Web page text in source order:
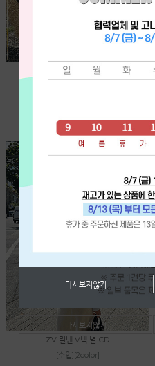
G 초코 바나나-T
ZV 린넨 V넥 별-CD
[수입][2color]
다시보지않기
다시보지않기